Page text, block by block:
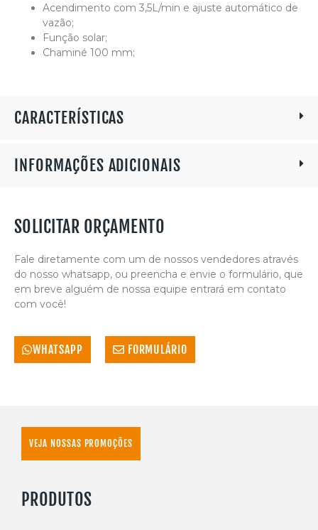
Acendimento com 3,5L/min e ajuste automático de
vazão;
Função solar;
Chaminé 100 mm;
CARACTERÍSTICAS
INFORMAÇÕES ADICIONAIS
SOLICITAR ORÇAMENTO
Fale diretamente com um de nossos vendedores através
do nosso whatsapp, ou preencha e envie o formulário, que
em breve alguém de nossa equipe entrará em contato
com você!
WHATSAPP FORMULÁRIO
VEJA NOSSAS PROMOÇÕES
PRODUTOS